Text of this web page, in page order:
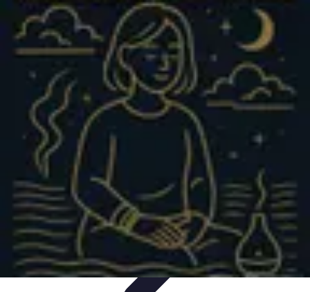
Stress Maîtrise
Sport et Bien-êtreTechniques de gestion du stress Techniques et
Outils
Gestion du Stress Techniques de Gestion
Stress Maîtrise